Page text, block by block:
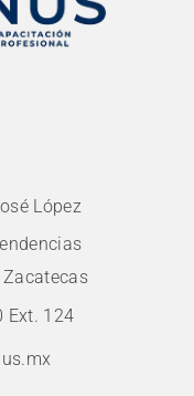
López
Zacatecas
Ext. 124